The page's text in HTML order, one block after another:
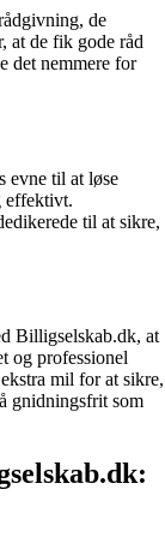
de
at de fik gode råd
det nemmere for
evne til at løse
effektivt.
til at sikre,
Billigselskab.dk, at
og professionel
mil for at sikre,
gnidningsfrit som